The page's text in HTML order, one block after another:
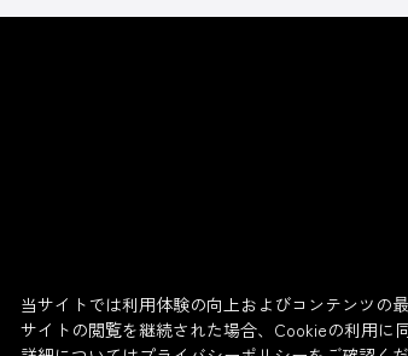
当サイトでは利用体験の向上およびコンテンツの
サイトの閲覧を継続された場合、Cookieの利用に